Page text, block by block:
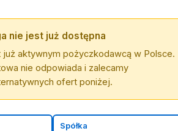
nie jest już dostępna
już aktywnym pożyczkodawcą w Polsce.
nie odpowiada i zalecamy
ofert poniżej.
Spółka